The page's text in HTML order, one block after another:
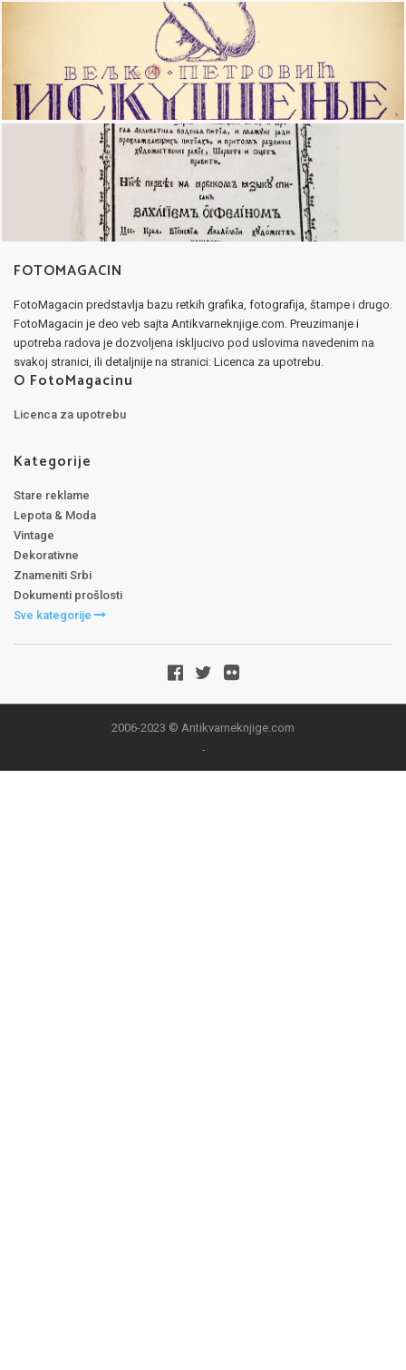
FOTOMAGACIN
FotoMagacin predstavlja bazu retkih grafika, fotografija, štampe i drugo.
FotoMagacin je deo veb sajta Antikvarneknjige.com. Preuzimanje i
upotreba radova je dozvoljena iskljucivo pod uslovima navedenim na
svakoj stranici, ili detaljnije na stranici: Licenca za upotrebu.
O FotoMagacinu
Licenca za upotrebu
Kategorije
Stare reklame
Lepota & Moda
Vintage
Dekorativne
Znameniti Srbi
Dokumenti prošlosti
Sve kategorije
2006-2023 © Antikvarneknjige.com
.